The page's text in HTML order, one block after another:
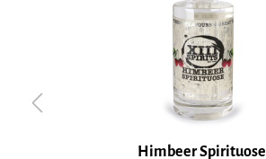
Himbeer Spirituose